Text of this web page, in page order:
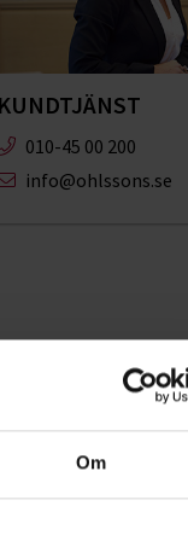
Om
KUNDTJÄNST
010-45 00 200​
info@ohlssons.se